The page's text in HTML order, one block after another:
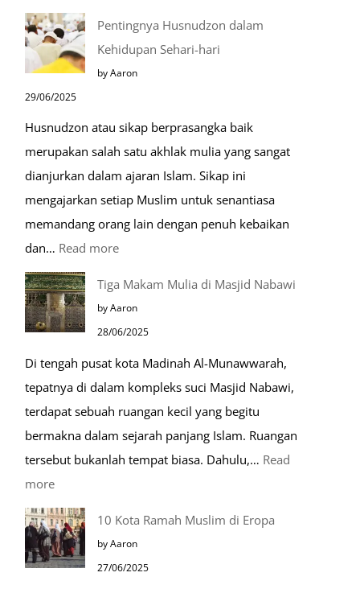
Pentingnya Husnudzon dalam
Kehidupan Sehari-hari
by Aaron
29/06/2025
Husnudzon atau sikap berprasangka baik
merupakan salah satu akhlak mulia yang sangat
dianjurkan dalam ajaran Islam. Sikap ini
mengajarkan setiap Muslim untuk senantiasa
memandang orang lain dengan penuh kebaikan
dan… Read more:
Sehari-
hari
Tiga Makam Mulia di Masjid Nabawi
by Aaron
28/06/2025
Di tengah pusat kota Madinah Al-Munawwarah,
tepatnya di dalam kompleks suci Masjid Nabawi,
terdapat sebuah ruangan kecil yang begitu
bermakna dalam sejarah panjang Islam. Ruangan
tersebut bukanlah tempat biasa. Dahulu,… Read
more:
Tiga
Makam
Mulia
10 Kota Ramah Muslim di Eropa
by Aaron
27/06/2025